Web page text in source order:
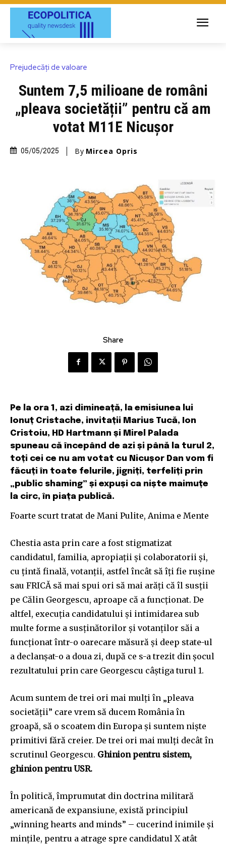
Prejudecăți de valoare
Suntem 7,5 milioane de români
„pleava societății” pentru că am
votat M11E Nicușor
05/05/2025 By Mircea Opris
Share
Pe la ora 1, azi dimineață, la emisiunea lui
Ionuț Cristache, invitații Marius Tucă, Ion
Cristoiu, HD Hartmann și Mirel Palada
spuneau că începând de azi și până la turul 2,
toți cei ce nu am votat cu Nicușor Dan vom fi
făcuți în toate felurile, jigniți, terfeliți prin
„public shaming” și expuși ca niște maimuțe
la circ, în piața publică.
Foarte scurt tratat de Mani Pulite, Anima e Mente
Chestia asta prin care a fost stigmatizat
candidatul, familia, apropiații și colaboratorii și,
cu țintă finală, votanții, astfel încât să îți fie rușine
sau FRICĂ să mai spui ori să mai arăți că îl susții
pe Călin Georgescu, aproape că a funcționat. De
altfel, execuția candidatului și intimidarea sub
multe forme a susținătorilor și votanților săi a
funcționat într-o oarecare măsură și deep state-ul
a declanșat-o a doua zi, după ce s-a trezit din șocul
rezultatului prin care Georgescu câștiga turul 1.
Acum suntem de trei ori mai mulți în „pleava
societății” care vrem să ducem România în
groapă, să o scoatem din Europa și suntem niște
primitivi fără creier. De trei ori mai mulți decât în
scrutinul Georgescu. Ghinion pentru sistem,
ghinion pentru USR.
În politică, împrumutat din doctrina militară
americană de expansiune, există principiul
„winning hearts and minds” – cucerind inimile și
mințile, pentru a atrage spre candidatul X atât